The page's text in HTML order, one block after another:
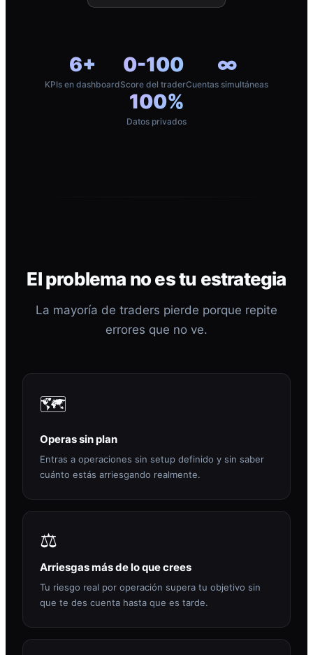
6+
KPIs en dashboard
0-100
Score del trader
∞
Cuentas simultáneas
100%
Datos privados
El problema no es tu estrategia
La mayoría de traders pierde porque repite
errores que no ve.
🗺️
Operas sin plan
Entras a operaciones sin setup definido y sin saber
cuánto estás arriesgando realmente.
⚖️
Arriesgas más de lo que crees
Tu riesgo real por operación supera tu objetivo sin
que te des cuenta hasta que es tarde.